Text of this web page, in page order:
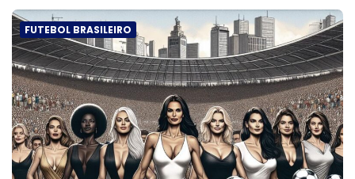
FUTEBOL BRASILEIRO